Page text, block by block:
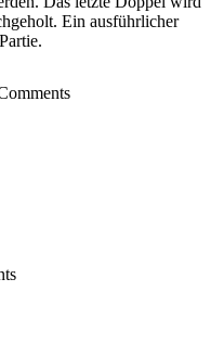
Ein ausführlicher